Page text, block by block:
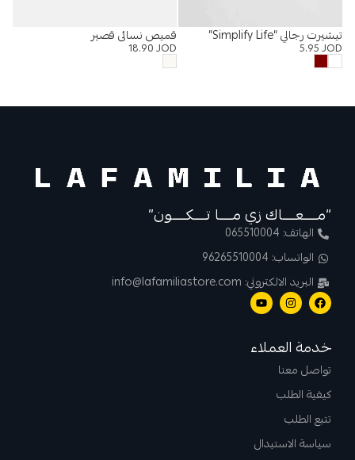
تيشيرت رجالي “Simplify Life”
5.95JOD
قميص نسائي قصير
18.90JOD
“مــــعــــاك زي مــــا تــــكــــون”
الهاتف: 065510004
الواتساب: 96265510004
البريد الالكتروني: info@lafamiliastore.com
خدمة العملاء
تواصل معنا
كيفية الطلب
تتبع الطلب
سياسة الاستبدال